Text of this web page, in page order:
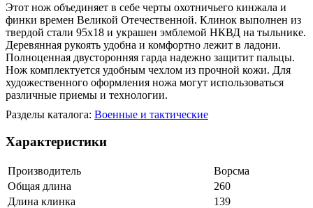
Этот нож объединяет в себе черты охотничьего кинжала и
финки времен Великой Отечественной. Клинок выполнен из
твердой стали 95х18 и украшен эмблемой НКВД на тыльнике.
Деревянная рукоять удобна и комфортно лежит в ладони.
Полноценная двусторонняя гарда надежно защитит пальцы.
Нож комплектуется удобным чехлом из прочной кожи. Для
художественного оформления ножа могут использоваться
различные приемы и технологии.
Разделы каталога: Военные и тактические
Характеристики
Производитель
Ворсма
Общая длина
260
Длина клинка
139